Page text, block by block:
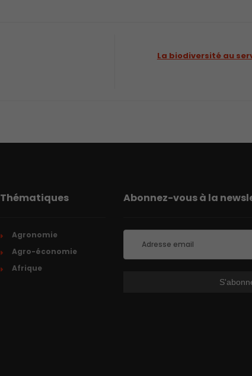
La biodiversité au
Thématiques
Agronomie
Agro-économie
Afrique
Abonnez-vous à la